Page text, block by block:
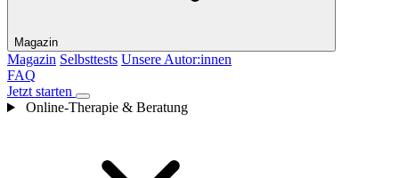
Magazin
Magazin Selbsttests Unsere Autor:innen
FAQ
Jetzt starten
Online-Therapie & Beratung